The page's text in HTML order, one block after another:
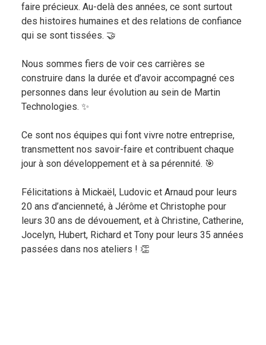
faire précieux. Au-delà des années, ce sont surtout
des histoires humaines et des relations de confiance
qui se sont tissées. 🤝
Nous sommes fiers de voir ces carrières se
construire dans la durée et d’avoir accompagné ces
personnes dans leur évolution au sein de Martin
Technologies. ✨
Ce sont nos équipes qui font vivre notre entreprise,
transmettent nos savoir-faire et contribuent chaque
jour à son développement et à sa pérennité. 🎯
Félicitations à Mickaël, Ludovic et Arnaud pour leurs
20 ans d’ancienneté, à Jérôme et Christophe pour
leurs 30 ans de dévouement, et à Christine, Catherine,
Jocelyn, Hubert, Richard et Tony pour leurs 35 années
passées dans nos ateliers ! 👏